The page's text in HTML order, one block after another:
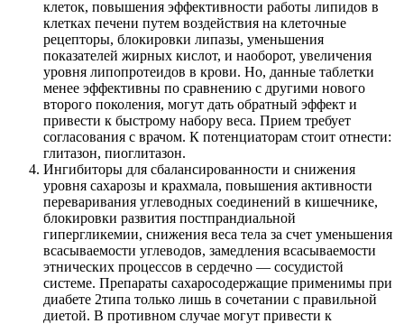
клеток, повышения эффективности работы липидов в
клетках печени путем воздействия на клеточные
рецепторы, блокировки липазы, уменьшения
показателей жирных кислот, и наоборот, увеличения
уровня липопротеидов в крови. Но, данные таблетки
менее эффективны по сравнению с другими нового
второго поколения, могут дать обратный эффект и
привести к быстрому набору веса. Прием требует
согласования с врачом. К потенциаторам стоит отнести:
глитазон, пиоглитазон.
Ингибиторы для сбалансированности и снижения
уровня сахарозы и крахмала, повышения активности
переваривания углеводных соединений в кишечнике,
блокировки развития постпрандиальной
гипергликемии, снижения веса тела за счет уменьшения
всасываемости углеводов, замедления всасываемости
этнических процессов в сердечно — сосудистой
системе. Препараты сахаросодержащие применимы при
диабете 2типа только лишь в сочетании с правильной
диетой. В противном случае могут привести к